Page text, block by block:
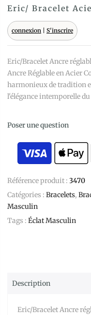
Eric/ Bracelet
connexion S'inscrire
Eric/Bracelet Ancre
Ancre Réglable en Acier
harmonieux de tradition
l'élégance intemporelle
Poser une question
Référence produit : 3470
Catégories : Bracelets,
Masculin
Tags : Éclat Masculin
Description
Eric/Bracelet Ancre